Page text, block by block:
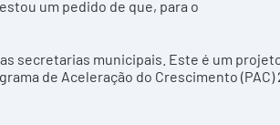
um pedido de que, para o
secretarias municipais. Este é um
de Aceleração do Crescimento (PAC)